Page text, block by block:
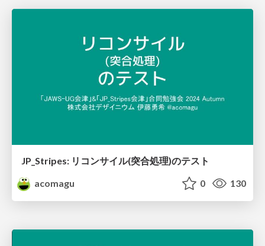
JP_Stripes: リコンサイル(突合処理)のテスト
acomagu
0 130